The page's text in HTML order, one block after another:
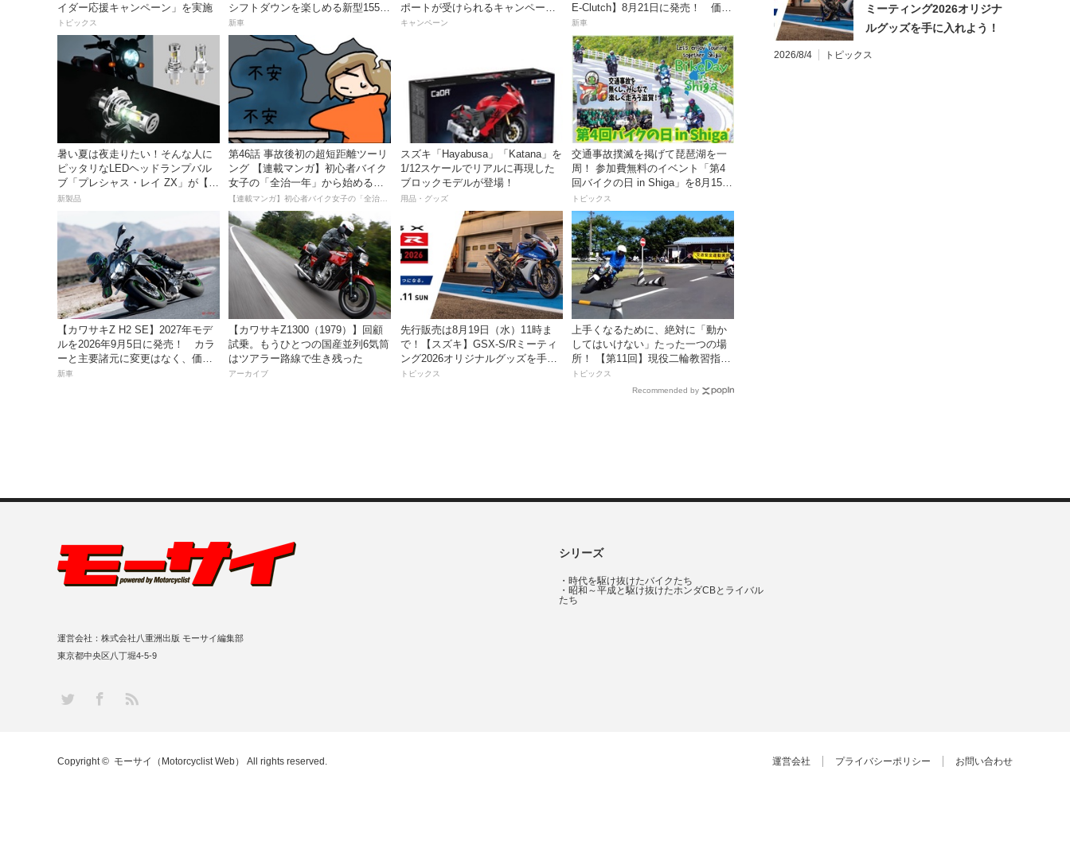
イダー応援キャンペーン」を実施
トピックス
シフトダウンを楽しめる新型155cc
スポーツスクーター8月31日発売。
価格48万1800円
新車
ポートが受けられるキャンペーン
を実施中！
キャンペーン
E-Clutch】8月21日に発売！ 価格
99万8800円
新車
暑い夏は夜走りたい！そんな人に
ピッタリなLEDヘッドランプバル
ブ「プレシャス・レイ ZX」が【デ
イトナ】から登場
新製品
第46話 事故後初の超短距離ツーリ
ング 【連載マンガ】初心者バイク
女子の「全治一年」から始める起
死回生日記
スズキ「Hayabusa」「Katana」を
1/12スケールでリアルに再現した
ブロックモデルが登場！
用品・グッズ
交通事故撲滅を掲げて琵琶湖を一
周！ 参加費無料のイベント「第4
回バイクの日 in Shiga」を8月15
日、16日に開催
トピックス
【カワサキZ H2 SE】2027年モデ
ルを2026年9月5日に発売！ カラ
ーと主要諸元に変更はなく、価格
は据え置きの247万5000円！
新車
【カワサキZ1300（1979）】回顧
試乗。もうひとつの国産並列6気筒
はツアラー路線で生き残った
アーカイブ
先行販売は8月19日（水）11時ま
で！【スズキ】GSX-S/Rミーティ
ング2026オリジナルグッズを手に
入れよう！
トピックス
上手くなるために、絶対に「動か
してはいけない」たった一つの場
所！ 【第11回】現役二輪教習指導
員YouTuberばくのライテク講座
トピックス
Recommended by
ミーティング2026オリジナ
ルグッズを手に入れよう！
2026/8/4 トピックス
シリーズ
・ 時代を駆け抜けたバイクたち
・ 昭和～平成と駆け抜けたホンダCBとライバル
たち
運営会社：株式会社八重洲出版 モーサイ編集部
東京都中央区八丁堀4-5-9
Twitter Facebook
RSS
運営会社 プライバシーポリシー お問い合わせ
Copyright © モーサイ（Motorcyclist Web） All rights reserved.